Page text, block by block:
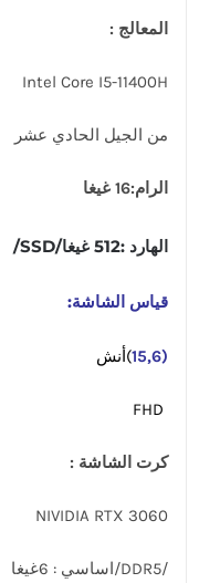
المعالج :
Intel Core I5-11400H
من الجيل الحادي عشر
الرام:16 غيغا
الهارد :512 غيغا/SSD/
قياس الشاشة:
(15,6 )أنش
كرت الشاشة :
NIVIDIA RTX 3060
/DDR5/اساسي : 6غيغا